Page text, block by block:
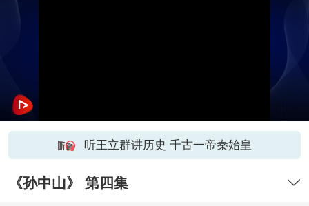
听王立群讲历史 千古一帝秦始皇
《孙中山》 第四集